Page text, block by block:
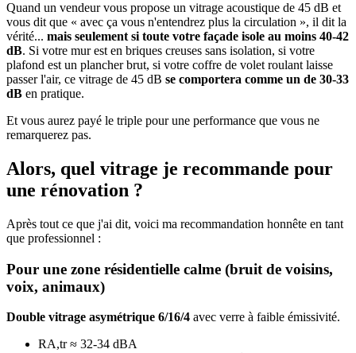
Quand un vendeur vous propose un vitrage acoustique de 45 dB et
vous dit que « avec ça vous n'entendrez plus la circulation », il dit la
vérité... mais seulement si toute votre façade isole au moins 40-42
dB. Si votre mur est en briques creuses sans isolation, si votre
plafond est un plancher brut, si votre coffre de volet roulant laisse
passer l'air, ce vitrage de 45 dB se comportera comme un de 30-33
dB en pratique.
Et vous aurez payé le triple pour une performance que vous ne
remarquerez pas.
Alors, quel vitrage je recommande pour
une rénovation ?
Après tout ce que j'ai dit, voici ma recommandation honnête en tant
que professionnel :
Pour une zone résidentielle calme (bruit de voisins,
voix, animaux)
Double vitrage asymétrique 6/16/4 avec verre à faible émissivité.
RA,tr ≈ 32-34 dBA